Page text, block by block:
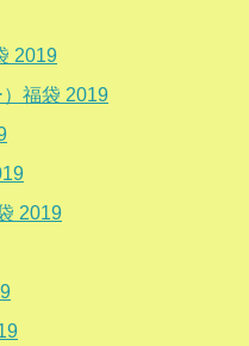
2019
福袋 2019
2019